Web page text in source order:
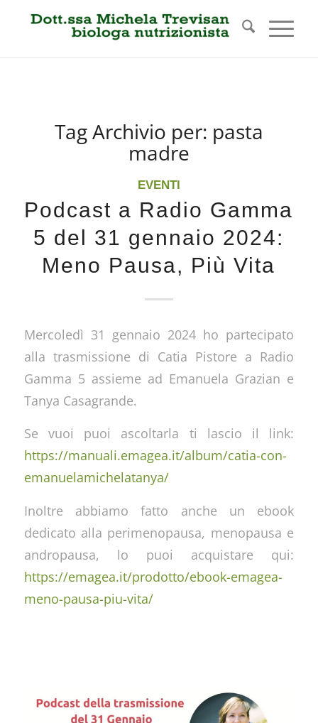
Tag Archivio per: pasta
madre
EVENTI
Podcast a Radio Gamma
5 del 31 gennaio 2024:
Meno Pausa, Più Vita
Mercoledì 31 gennaio 2024 ho partecipato
alla trasmissione di Catia Pistore a Radio
Gamma 5 assieme ad Emanuela Grazian e
Tanya Casagrande.
Se vuoi puoi ascoltarla ti lascio il link:
https://manuali.emagea.it/album/catia-con-
emanuelamichelatanya/
Inoltre abbiamo fatto anche un ebook
dedicato alla perimenopausa, menopausa e
andropausa, lo puoi acquistare qui:
https://emagea.it/prodotto/ebook-emagea-
meno-pausa-piu-vita/